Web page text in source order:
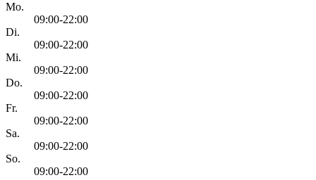
Mo.
09:00-22:00
Di.
09:00-22:00
Mi.
09:00-22:00
Do.
09:00-22:00
Fr.
09:00-22:00
Sa.
09:00-22:00
So.
09:00-22:00